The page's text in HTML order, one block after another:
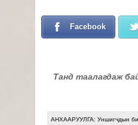
Facebook
Танд таалагдаж
АНХААРУУЛГА: Уншигчдын